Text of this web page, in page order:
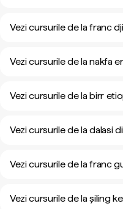
Vezi cursurile de la franc
Vezi cursurile de la nakfa
Vezi cursurile de la birr
Vezi cursurile de la dalasi
Vezi cursurile de la franc
Vezi cursurile de la șiling